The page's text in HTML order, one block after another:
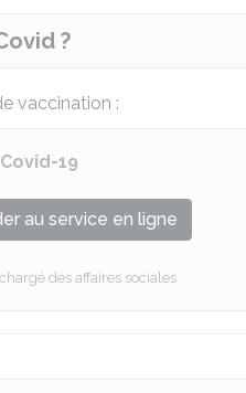
?
vaccination :
19
au service en ligne
des affaires sociales